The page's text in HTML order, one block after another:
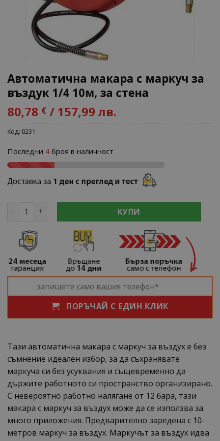
Автоматична макара с маркуч за
въздук 1/4 10м, за стена
80,78 € / 157,99 лв.
Код: 0231
Последни 4 броя в наличност
количество за Автоматична макара с маркуч за
КУПИ
ПОРЪЧАЙ С ЕДИН КЛИК
Тази автоматична макара с маркуч за въздух е без
съмнение идеален избор, за да съхранявате
маркуча си без усуквания и същевременно да
държите работното си пространство организирано.
С невероятно работно налягане от 12 бара, тази
макара с маркуч за въздух може да се използва за
много приложения. Предварително заредена с 10-
метров маркуч за въздух. Маркучът за въздух идва